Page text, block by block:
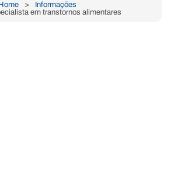
Informações
em transtornos alimentares